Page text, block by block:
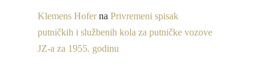
Klemens Hoferna Privremeni spisak
putničkih i službenih kola za putničke vozove
JZ-a za 1955. godinu